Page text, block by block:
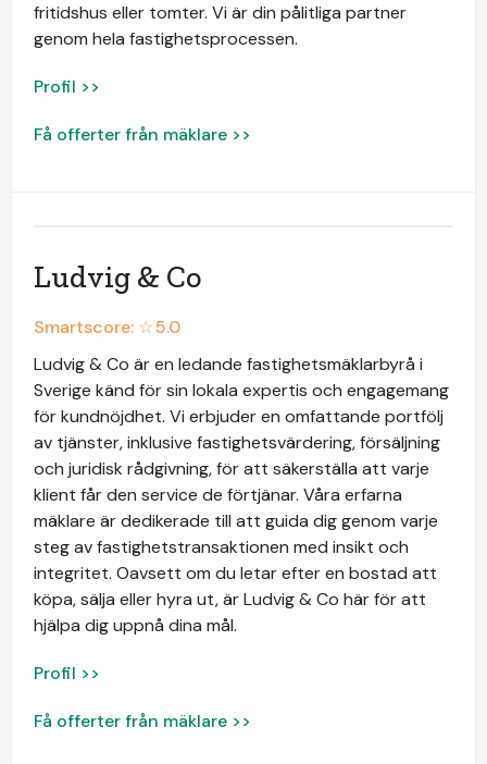
fritidshus eller tomter. Vi är din pålitliga partner
genom hela fastighetsprocessen.
Profil >>
Få offerter från mäklare >>
Ludvig & Co
Smartscore: ☆5.0
Ludvig & Co är en ledande fastighetsmäklarbyrå i
Sverige känd för sin lokala expertis och engagemang
för kundnöjdhet. Vi erbjuder en omfattande portfölj
av tjänster, inklusive fastighetsvärdering, försäljning
och juridisk rådgivning, för att säkerställa att varje
klient får den service de förtjänar. Våra erfarna
mäklare är dedikerade till att guida dig genom varje
steg av fastighetstransaktionen med insikt och
integritet. Oavsett om du letar efter en bostad att
köpa, sälja eller hyra ut, är Ludvig & Co här för att
hjälpa dig uppnå dina mål.
Profil >>
Få offerter från mäklare >>